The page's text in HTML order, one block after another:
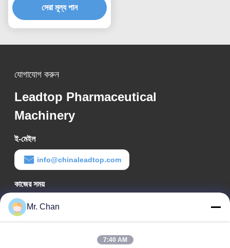
সেরা মূল্য পান
যোগাযোগ করুন
Leadtop Pharmaceutical
Machinery
ই-মেইল
info@chinaleadtop.com
কাজের সময়
8:30-22:30
আমাদের ঠিকানা
Mr. Chan
7:40 AM